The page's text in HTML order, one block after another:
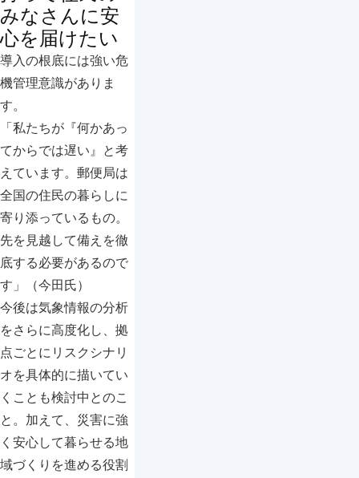
みなさんに安
心を届けたい
導入の根底には強い危
機管理意識がありま
す。
「私たちが『何かあっ
てからでは遅い』と考
えています。郵便局は
全国の住民の暮らしに
寄り添っているもの。
先を見越して備えを徹
底する必要があるので
す」（今田氏）
今後は気象情報の分析
をさらに高度化し、拠
点ごとにリスクシナリ
オを具体的に描いてい
くことも検討中とのこ
と。加えて、災害に強
く安心して暮らせる地
域づくりを進める役割